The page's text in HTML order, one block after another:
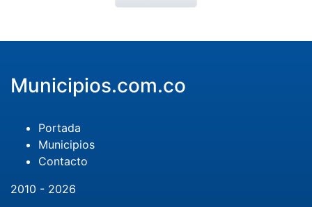
Municipios.com.co
Portada
Municipios
Contacto
2010 - 2026